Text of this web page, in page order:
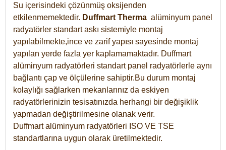
Su içerisindeki çözünmüş oksijenden
etkilenmemektedir. Duffmart Therma alüminyum panel
radyatörler standart askı sistemiyle montaj
yapılabilmekte,ince ve zarif yapısı sayesinde montaj
yapılan yerde fazla yer kaplamamaktadır. Duffmart
alüminyum radyatörleri standart panel radyatörlerle aynı
bağlantı çap ve ölçülerine sahiptir.Bu durum montaj
kolaylığı sağlarken mekanlarınız da eskiyen
radyatörlerinizin tesisatınızda herhangi bir değişiklik
yapmadan değiştirilmesine olanak verir.
Duffmart alüminyum radyatörleri ISO VE TSE
standartlarına uygun olarak üretilmektedir.